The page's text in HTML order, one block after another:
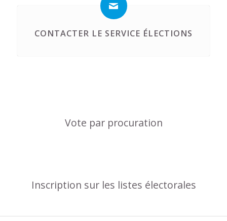
CONTACTER LE SERVICE ÉLECTIONS
Vote par procuration
Inscription sur les listes électorales